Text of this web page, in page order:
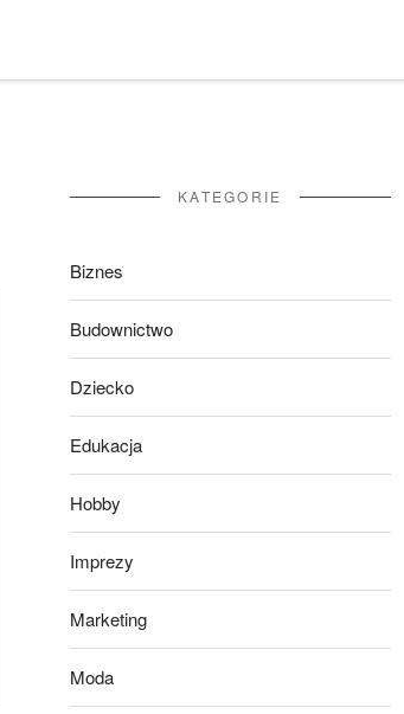
KATEGORIE
Biznes
Budownictwo
Dziecko
Edukacja
Hobby
Imprezy
Marketing
Moda